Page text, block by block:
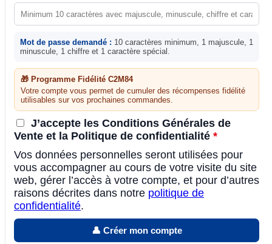
Mot de passe demandé : 10 caractères minimum, 1 majuscule, 1
minuscule, 1 chiffre et 1 caractère spécial.
🎁 Programme Fidélité C2M84
Votre compte vous permet de cumuler des récompenses fidélité
utilisables sur vos prochaines commandes.
J’accepte les Conditions Générales de
Vente et la Politique de confidentialité *
Vos données personnelles seront utilisées pour
vous accompagner au cours de votre visite du site
web, gérer l’accès à votre compte, et pour d’autres
raisons décrites dans notre politique de
confidentialité.
👤 Créer mon compte